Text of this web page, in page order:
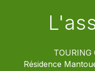
TOURING
Résidence